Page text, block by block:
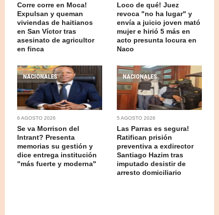
Corre corre en Moca!
Expulsan y queman
viviendas de haitianos
en San Víctor tras
asesinato de agricultor
en finca
Loco de qué! Juez
revoca "no ha lugar" y
envía a juicio joven mató
mujer e hirió 5 más en
acto presunta locura en
Naco
NACIONALES
6 AGOSTO 2026
Se va Morrison del
Intrant? Presenta
memorias su gestión y
dice entrega institución
"más fuerte y moderna"
NACIONALES
5 AGOSTO 2026
Las Parras es segura!
Ratifican prisión
preventiva a exdirector
Santiago Hazim tras
imputado desistir de
arresto domiciliario